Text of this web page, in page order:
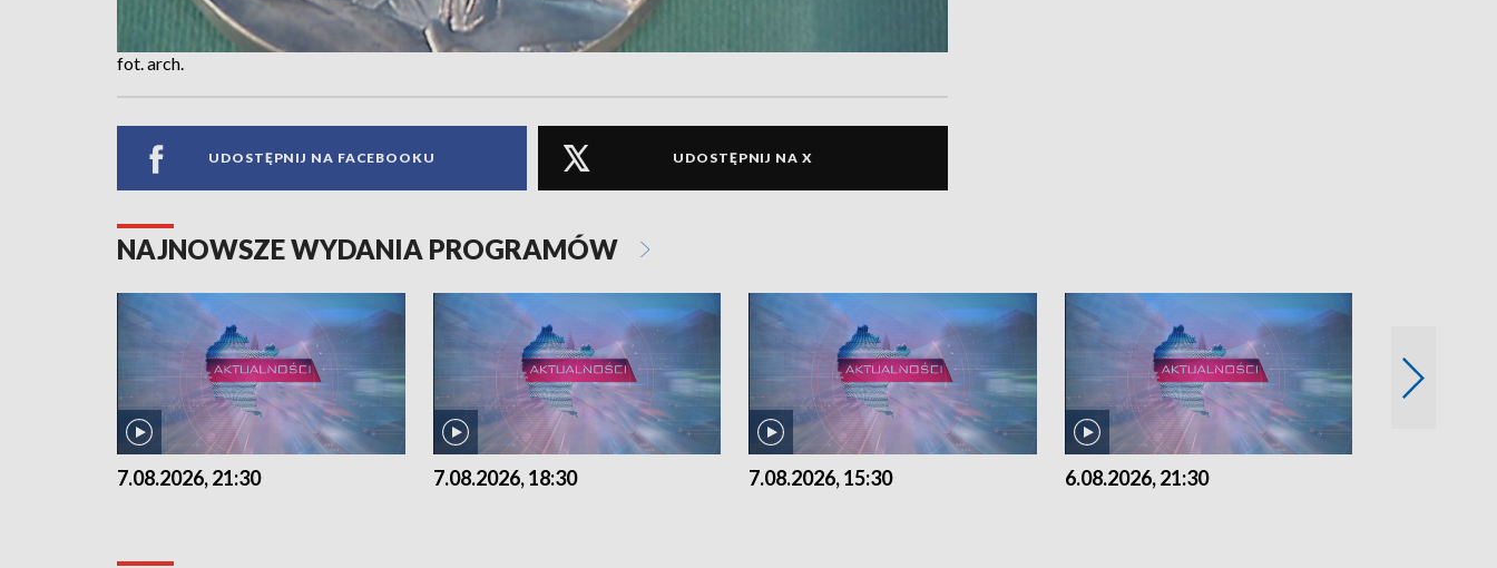
fot. arch.
UDOSTĘPNIJ NA FACEBOOKU UDOSTĘPNIJ NA X
NAJNOWSZE WYDANIA PROGRAMÓW
7.08.2026, 21:30 7.08.2026, 18:30 7.08.2026, 15:30 6.08.2026, 21:30